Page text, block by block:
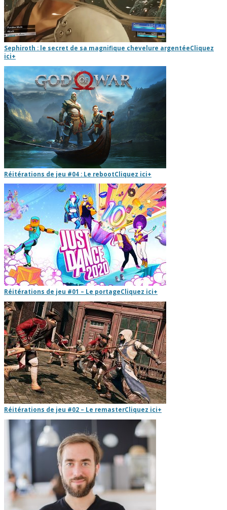
Sephiroth : le secret de sa magnifique chevelure argentéeCliquez
ici+
Réitérations de jeu #04 : Le rebootCliquez ici+
Réitérations de jeu #01 – Le portageCliquez ici+
Réitérations de jeu #02 – Le remasterCliquez ici+